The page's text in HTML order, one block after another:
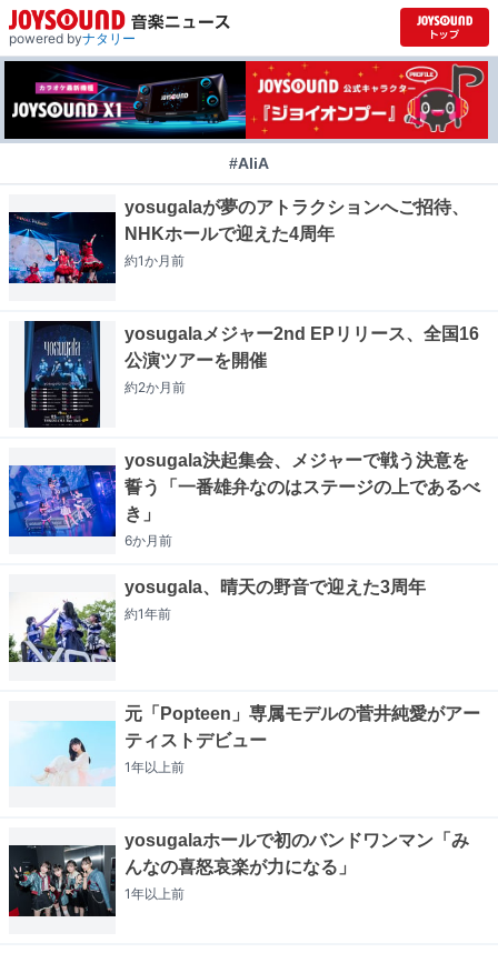
powered byナタリー
#AliA
yosugalaが夢のアトラクションへご招待、
NHKホールで迎えた4周年
約1か月前
yosugalaメジャー2nd EPリリース、全国16
公演ツアーを開催
約2か月前
yosugala決起集会、メジャーで戦う決意を
誓う「一番雄弁なのはステージの上であるべ
き」
6か月前
yosugala、晴天の野音で迎えた3周年
約1年前
元「Popteen」専属モデルの菅井純愛がアー
ティストデビュー
1年以上前
yosugalaホールで初のバンドワンマン「み
んなの喜怒哀楽が力になる」
1年以上前